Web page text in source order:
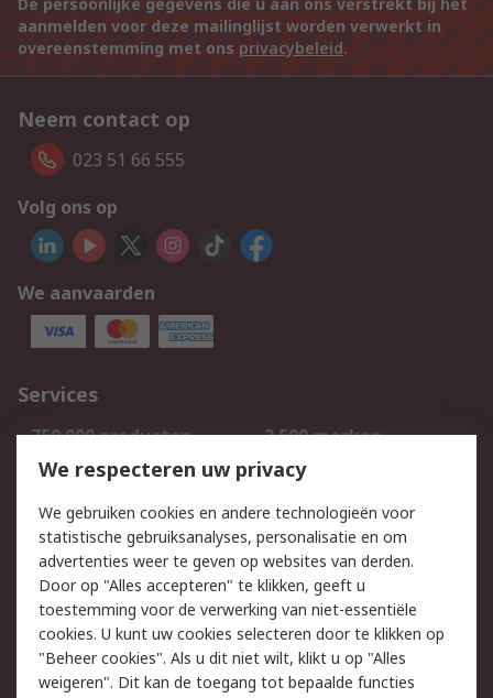
De persoonlijke gegevens die u aan ons verstrekt bij het
aanmelden voor deze mailinglijst worden verwerkt in
overeenstemming met ons privacybeleid.
Neem contact op
023 51 66 555
Volg ons op
We aanvaarden
Services
750.000 producten
2.500 merken
Bestellen
Inkoopoplossingen
Track & Trace
Wettelijk
Cookiebeleid
Email veiligheid
Privacybeleid
Websitevoorwaarden
Algemene
We respecteren uw privacy
We gebruiken cookies en andere technologieën voor
statistische gebruiksanalyses, personalisatie en om
advertenties weer te geven op websites van derden.
Door op "Alles accepteren" te klikken, geeft u
toestemming voor de verwerking van niet-essentiële
cookies. U kunt uw cookies selecteren door te klikken op
"Beheer cookies". Als u dit niet wilt, klikt u op "Alles
weigeren". Dit kan de toegang tot bepaalde functies